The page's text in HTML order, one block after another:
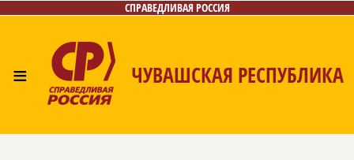
СПРАВЕДЛИВАЯ РОССИЯ
≡ ЧУВАШСКАЯ РЕСПУБЛИКА